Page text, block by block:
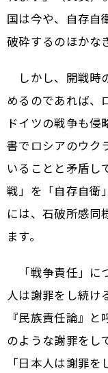
国は今や、自存自
破砕するのほかな
しかし、開戦時
めるのであれば、
ドイツの戦争も侵
書でロシアのウク
いることと矛盾し
戦」を「自存自衛
には、石破所感同
ます。
「戦争責任」に
人は謝罪をし続け
『民族責任論』
のような謝罪をし
「日本人は謝罪